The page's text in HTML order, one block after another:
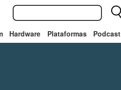
Hardware Plataformas Podcast